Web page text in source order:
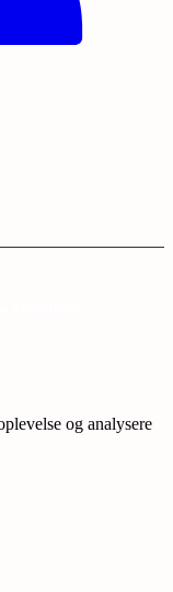
og analysere